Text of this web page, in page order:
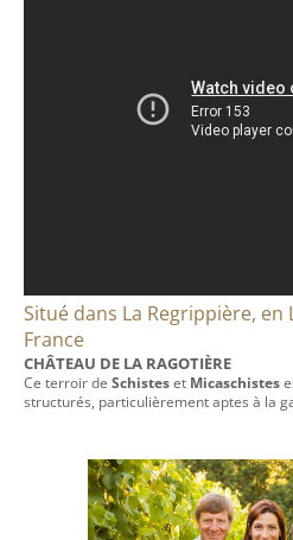
Situé dans La Regrippière,
France
CHÂTEAU DE LA RAGOTIÈRE
Ce terroir de Schisteset Micaschistes
structurés, particulièrement aptes à la